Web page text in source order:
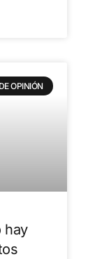
OPINIÓN
hay